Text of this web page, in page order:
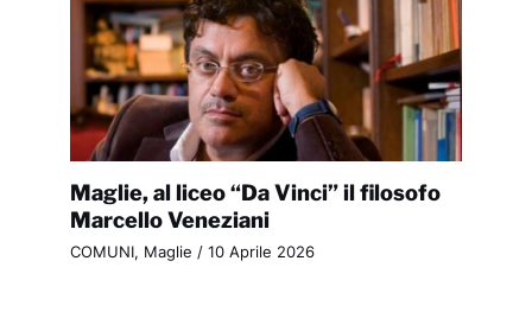
Maglie, al liceo “Da Vinci” il filosofo
Marcello Veneziani
COMUNI, Maglie / 10 Aprile 2026